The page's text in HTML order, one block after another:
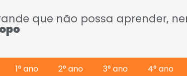
que não possa aprender,
1° ano 2° ano 3° ano 4° ano